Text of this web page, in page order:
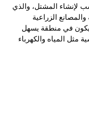
لإنشاء المشتل، والذي
الزراعية
يكون في منطقة يسهل
مثل المياه والكهرباء